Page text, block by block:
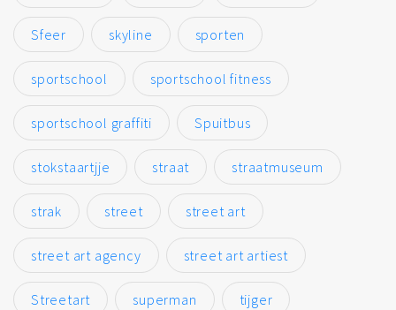
Sfeer skyline sporten
sportschool sportschool fitness
sportschool graffiti Spuitbus
stokstaartjje straat straatmuseum
strak street street art
street art agency street art artiest
Streetart superman tijger